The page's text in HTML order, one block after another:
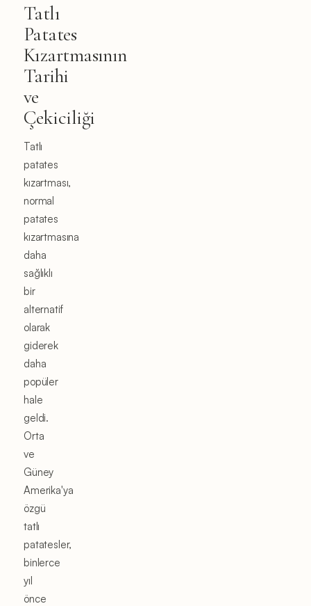
Tatlı
Patates
Kızartmasının
Tarihi
ve
Çekiciliği
Tatlı
patates
kızartması,
normal
patates
kızartmasına
daha
sağlıklı
bir
alternatif
olarak
giderek
daha
popüler
hale
geldi.
Orta
ve
Güney
Amerika'ya
özgü
tatlı
patatesler,
binlerce
yıl
önce